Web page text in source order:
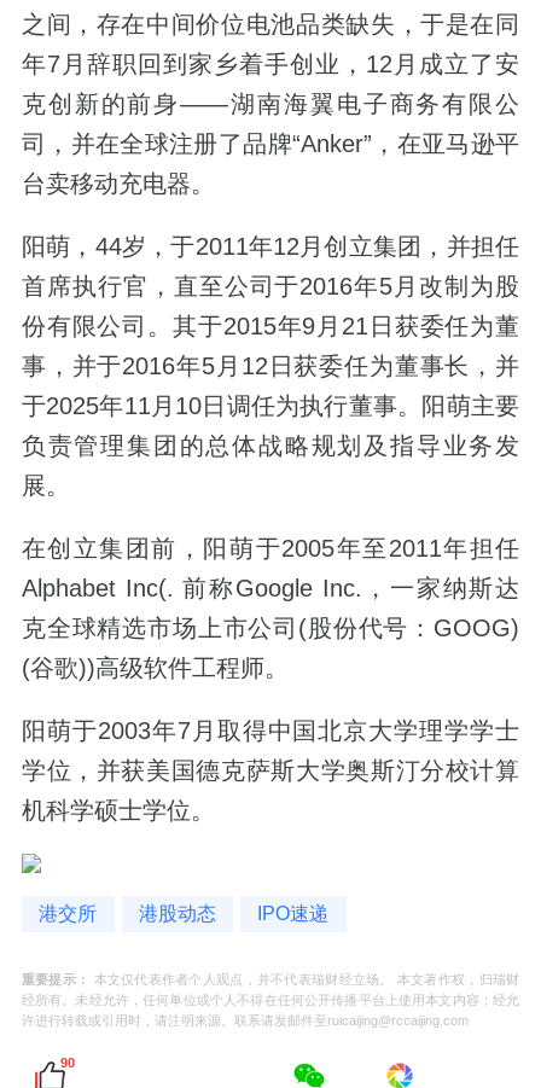
之间，存在中间价位电池品类缺失，于是在同
年7月辞职回到家乡着手创业，12月成立了安
克创新的前身——湖南海翼电子商务有限公
司，并在全球注册了品牌“Anker”，在亚马逊平
台卖移动充电器。
阳萌，44岁，于2011年12月创立集团，并担任
首席执行官，直至公司于2016年5月改制为股
份有限公司。其于2015年9月21日获委任为董
事，并于2016年5月12日获委任为董事长，并
于2025年11月10日调任为执行董事。阳萌主要
负责管理集团的总体战略规划及指导业务发
展。
在创立集团前，阳萌于2005年至2011年担任
Alphabet Inc(. 前称Google Inc.，一家纳斯达
克全球精选市场上市公司(股份代号：GOOG)
(谷歌))高级软件工程师。
阳萌于2003年7月取得中国北京大学理学学士
学位，并获美国德克萨斯大学奥斯汀分校计算
机科学硕士学位。
港交所 港股动态 IPO速递
重要提示：
本文仅代表作者个人观点，并不代表瑞财经立场。 本文著作权，归瑞财
经所有。未经允许，任何单位或个人不得在任何公开传播平台上使用本文内容；经允
许进行转载或引用时，请注明来源。联系请发邮件至ruicaijing@rccaijing.com
90